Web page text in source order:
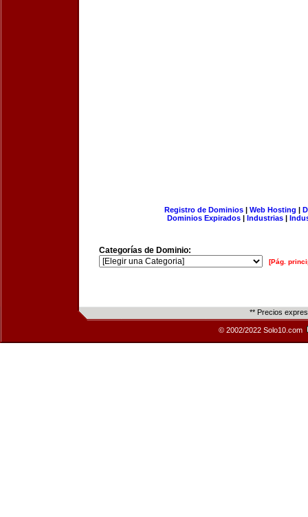
Registro de Dominios| Web Hosting |
Dominios Expirados | Industrias |
Categorías de Dominio:
[Pág.
** Precios
© 2002/2022 Solo10.com